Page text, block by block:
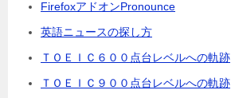
FirefoxアドオンPronounce
英語ニュースの探し方
ＴＯＥＩＣ６００点台レベルへの軌跡
ＴＯＥＩＣ９００点台レベルへの軌跡